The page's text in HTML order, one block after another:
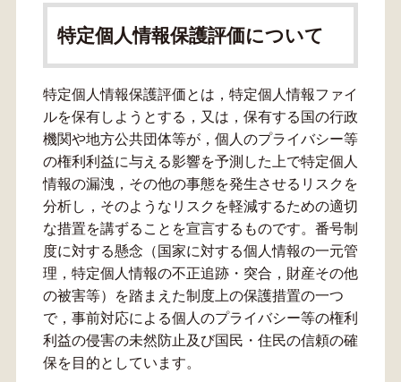
特定個人情報保護評価について
特定個人情報保護評価とは，特定個人情報ファイ
ルを保有しようとする，又は，保有する国の行政
機関や地方公共団体等が，個人のプライバシー等
の権利利益に与える影響を予測した上で特定個人
情報の漏洩，その他の事態を発生させるリスクを
分析し，そのようなリスクを軽減するための適切
な措置を講ずることを宣言するものです。番号制
度に対する懸念（国家に対する個人情報の一元管
理，特定個人情報の不正追跡・突合，財産その他
の被害等）を踏まえた制度上の保護措置の一つ
で，事前対応による個人のプライバシー等の権利
利益の侵害の未然防止及び国民・住民の信頼の確
保を目的としています。